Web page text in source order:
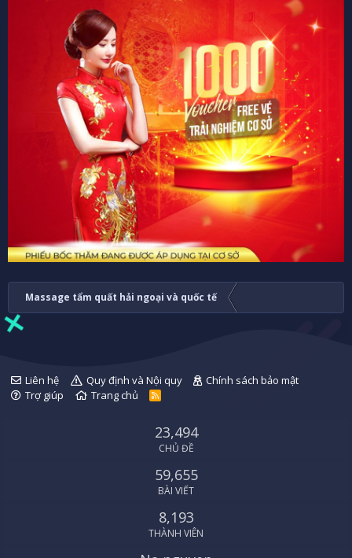
Massage tẩm quất hải ngoại và quốc tế
Liên hệ Quy định và Nội quy
Chính sách bảo mật
Trợ giúp
Trang chủ
R
23,494
CHỦ ĐỀ
59,655
BÀI VIẾT
8,193
THÀNH VIÊN